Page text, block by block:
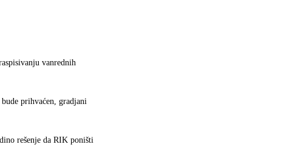
vanrednih
prihvaćen, gradjani
rešenje da RIK poništi